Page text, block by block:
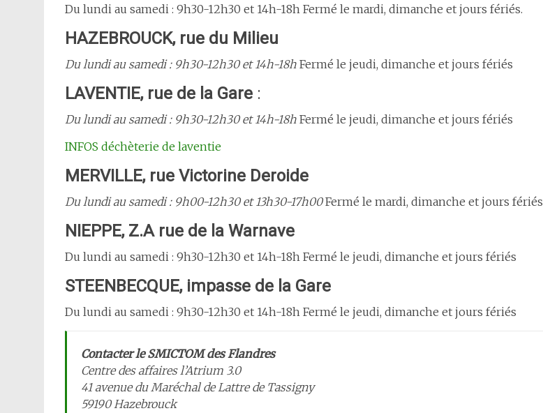
Du lundi au samedi : 9h30-12h30 et 14h-18h Fermé le mardi, dimanche et jours fériés.
HAZEBROUCK, rue du Milieu
Du lundi au samedi : 9h30-12h30 et 14h-18h Fermé le jeudi, dimanche et jours fériés
LAVENTIE, rue de la Gare :
Du lundi au samedi : 9h30-12h30 et 14h-18h Fermé le jeudi, dimanche et jours fériés
INFOS déchèterie de laventie
MERVILLE, rue Victorine Deroide
Du lundi au samedi : 9h00-12h30 et 13h30-17h00Fermé le mardi, dimanche et jours fériés
NIEPPE, Z.A rue de la Warnave
Du lundi au samedi : 9h30-12h30 et 14h-18h Fermé le jeudi, dimanche et jours fériés
STEENBECQUE, impasse de la Gare
Du lundi au samedi : 9h30-12h30 et 14h-18h Fermé le jeudi, dimanche et jours fériés
Contacter le SMICTOM des Flandres
Centre des affaires l’Atrium 3.0
41 avenue du Maréchal de Lattre de Tassigny
59190 Hazebrouck